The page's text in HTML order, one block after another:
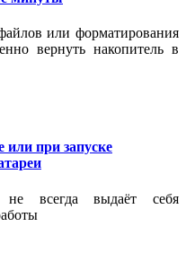
или форматирования
вернуть накопитель в
или при запуске
не всегда выдаёт себя